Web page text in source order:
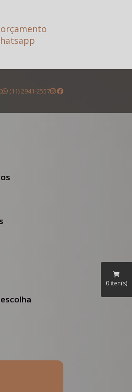
orçamento
(11) 2941-2557
0 iten(s)